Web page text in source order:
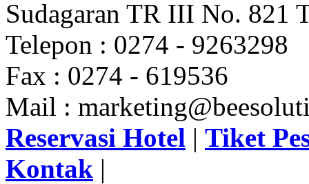
Sudagaran TR III No. 821
Telepon : 0274 - 9263298
Fax : 0274 - 619536
Mail :
Reservasi Hotel | Tiket
Kontak |